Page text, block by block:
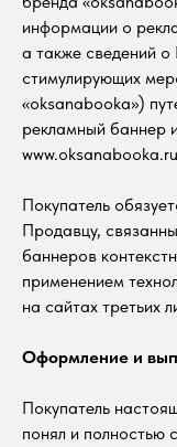
информации о
а также сведений
стимулирующих
«oksanabooka»)
рекламный баннер
Покупатель
Продавцу,
баннеров
применением
на сайтах третьих
Оформление и
Покупатель
понял и полностью